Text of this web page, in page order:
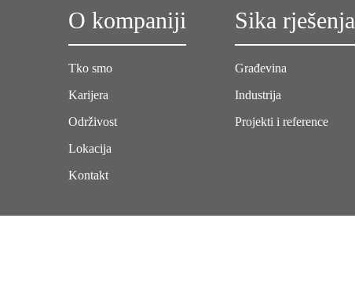
O kompaniji
Tko smo
Karijera
Održivost
Lokacija
Kontakt
Sika rješenja
Građevina
Industrija
Projekti i reference